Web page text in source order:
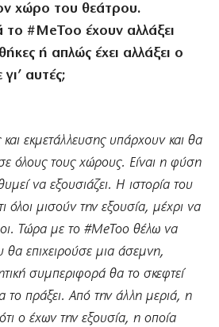
χώρο του θεάτρου.
το #MeToo έχουν αλλάξει
ή απλώς έχει αλλάξει ο
αυτές;
εκμετάλλευσης υπάρχουν και θα
όλους τους χώρους. Είναι η φύση
να εξουσιάζει. Η ιστορία του
όλοι μισούν την εξουσία, μέχρι να
Τώρα με το #MeToo θέλω να
θα επιχειρούσε μια άσεμνη,
συμπεριφορά θα το σκεφτεί
το πράξει. Από την άλλη μεριά, η
ο έχων την εξουσία, η οποία